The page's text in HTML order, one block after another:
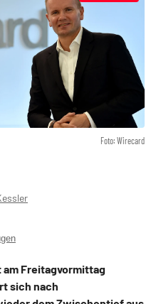
Foto: Wirecard
am Freitagvormittag
sich nach